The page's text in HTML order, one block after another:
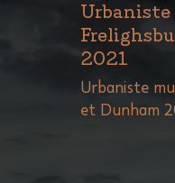
2021
Urbaniste
et Dunham